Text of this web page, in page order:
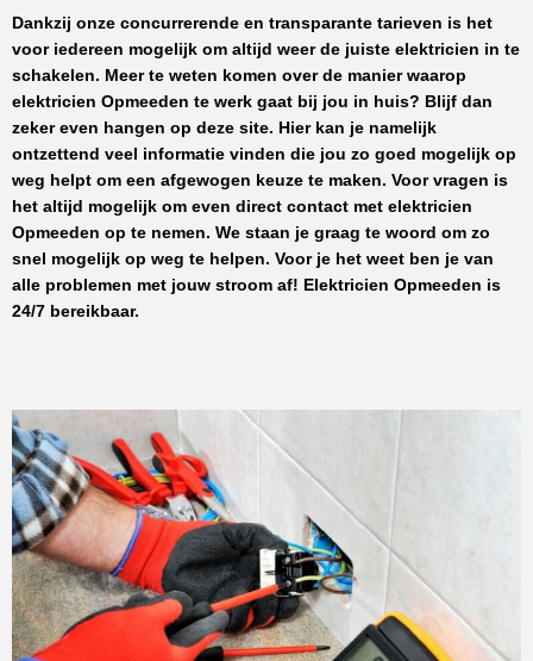
Dankzij onze concurrerende en transparante tarieven is het
voor iedereen mogelijk om altijd weer de juiste elektricien in te
schakelen. Meer te weten komen over de manier waarop
elektricien Opmeeden te werk gaat bij jou in huis? Blijf dan
zeker even hangen op deze site. Hier kan je namelijk
ontzettend veel informatie vinden die jou zo goed mogelijk op
weg helpt om een afgewogen keuze te maken. Voor vragen is
het altijd mogelijk om even direct contact met elektricien
Opmeeden op te nemen. We staan je graag te woord om zo
snel mogelijk op weg te helpen. Voor je het weet ben je van
alle problemen met jouw stroom af! Elektricien Opmeeden is
24/7 bereikbaar.